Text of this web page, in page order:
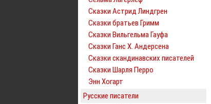
Сказки Астрид Линдгрен
Сказки братьев Гримм
Сказки Вильгельма Гауфа
Сказки Ганс Х. Андерсена
Сказки скандинавских писателей
Сказки Шарля Перро
Энн Хогарт
Русские писатели